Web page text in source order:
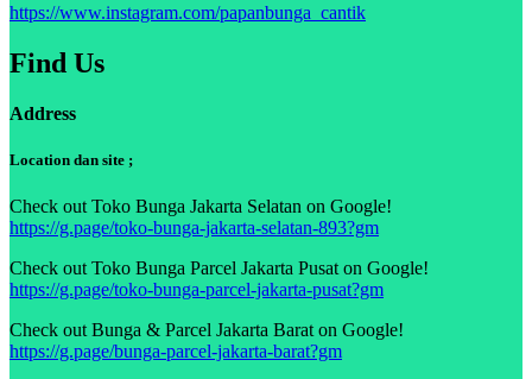
https://www.instagram.com/papanbunga_cantik
Find Us
Address
Location dan site ;
Check out Toko Bunga Jakarta Selatan on Google!
https://g.page/toko-bunga-jakarta-selatan-893?gm
Check out Toko Bunga Parcel Jakarta Pusat on Google!
https://g.page/toko-bunga-parcel-jakarta-pusat?gm
Check out Bunga & Parcel Jakarta Barat on Google!
https://g.page/bunga-parcel-jakarta-barat?gm